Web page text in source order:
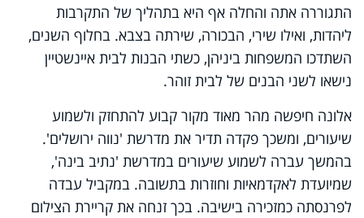
התגוררה אתה והחלה אף היא בתהליך של התקרבות
ליהדות, ואילו שירי, הבכורה, שירתה בצבא. בחלוף השנים,
השתדכו המשפחות ביניהן, כשתי הבנות לבית איינשטיין
נישאו לשני הבנים של לבית זוהר.
אלונה חיפשה מהר מאוד מקור קבוע להתחזק ולשמוע
שיעורים, ומשכך פקדה תדיר את מדרשת 'נווה ירושלים'.
בהמשך עברה לשמוע שיעורים במדרשת 'נתיב בינה',
שמיועדת לאקדמאיות וחוזרות בתשובה. במקביל עבדה
לפרנסתה כמזכירה בישיבה. בכך זנחה את קריירת הצילום